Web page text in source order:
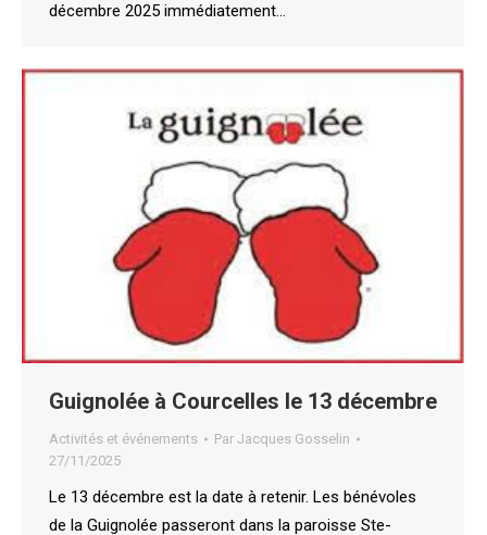
décembre 2025 immédiatement…
Guignolée à Courcelles le 13 décembre
Activités et événements Par Jacques Gosselin
27/11/2025
Le 13 décembre est la date à retenir. Les bénévoles
de la Guignolée passeront dans la paroisse Ste-